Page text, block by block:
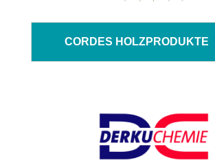
CORDES HOLZPRODUKTE